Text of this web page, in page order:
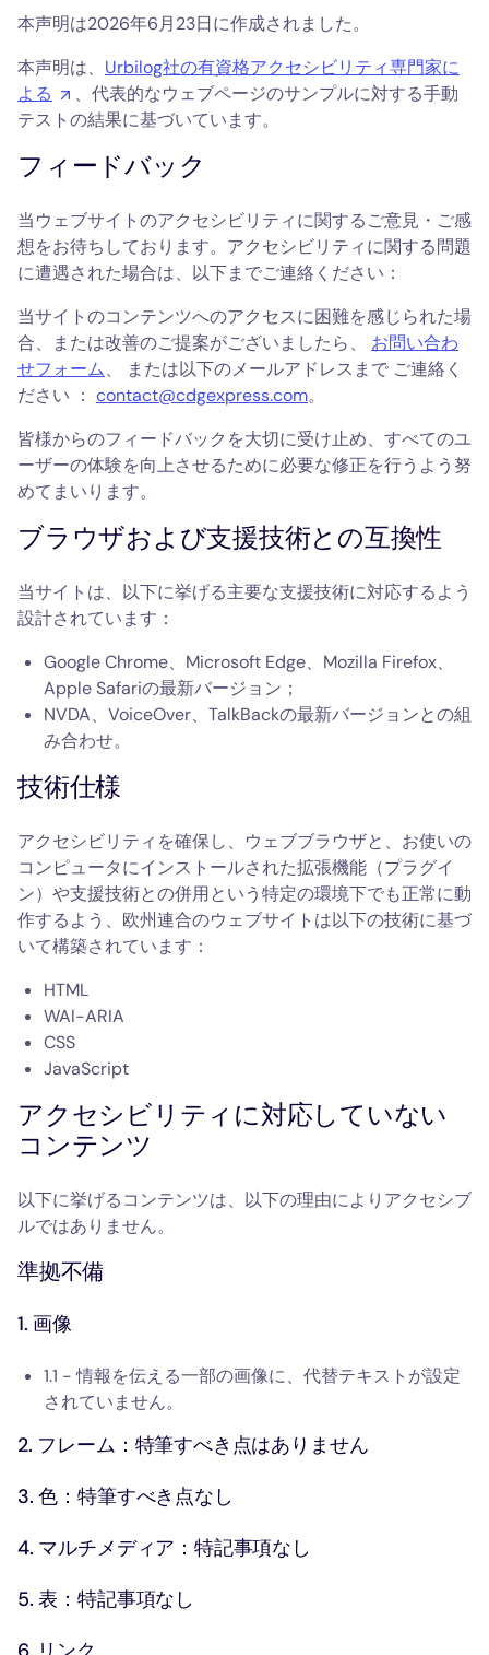
本声明は2026年6月23日に作成されました。
本声明は、 Urbilog社の有資格アクセシビリティ専門家に
よる
、代表的なウェブページのサンプルに対する手動
テストの結果に基づいています。
フィードバック
当ウェブサイトのアクセシビリティに関するご意見・ご感
想をお待ちしております。アクセシビリティに関する問題
に遭遇された場合は、以下までご連絡ください：
当サイトのコンテンツへのアクセスに困難を感じられた場
合、または改善のご提案がございましたら、 お問い合わ
せフォーム、 または以下のメールアドレスまで ご連絡く
ださい ： contact@cdgexpress.com。
皆様からのフィードバックを大切に受け止め、すべてのユ
ーザーの体験を向上させるために必要な修正を行うよう努
めてまいります。
ブラウザおよび支援技術との互換性
当サイトは、以下に挙げる主要な支援技術に対応するよう
設計されています：
Google Chrome、Microsoft Edge、Mozilla Firefox、
Apple Safariの最新バージョン；
NVDA、VoiceOver、TalkBackの最新バージョンとの組
み合わせ。
技術仕様
アクセシビリティを確保し、ウェブブラウザと、お使いの
コンピュータにインストールされた拡張機能（プラグイ
ン）や支援技術との併用という特定の環境下でも正常に動
作するよう、欧州連合のウェブサイトは以下の技術に基づ
いて構築されています：
HTML
WAI-ARIA
CSS
JavaScript
アクセシビリティに対応していない
コンテンツ
以下に挙げるコンテンツは、以下の理由によりアクセシブ
ルではありません。
準拠不備
1. 画像
1.1 - 情報を伝える一部の画像に、代替テキストが設定
されていません。
2. フレーム：特筆すべき点はありません
3. 色：特筆すべき点なし
4. マルチメディア：特記事項なし
5. 表：特記事項なし